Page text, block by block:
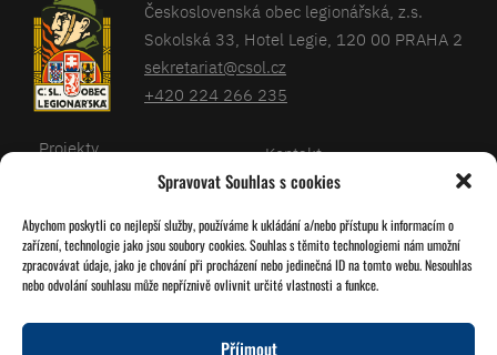
Spravovat Souhlas s cookies
Abychom poskytli co nejlepší služby, používáme k ukládání a/nebo přístupu k informacím o
zařízení, technologie jako jsou soubory cookies. Souhlas s těmito technologiemi nám umožní
zpracovávat údaje, jako je chování při procházení nebo jedinečná ID na tomto webu. Nesouhlas
nebo odvolání souhlasu může nepříznivě ovlivnit určité vlastnosti a funkce.
Příjmout
Československá obec legionářská, z.s.
Sokolská 33, Hotel Legie, 120 00 PRAHA 2
sekretariat@csol.cz
+420 224 266 235
Projekty
Kalendář
O nás
Kontakt
Databáze legionářů
Pro členy
Zásady cookies